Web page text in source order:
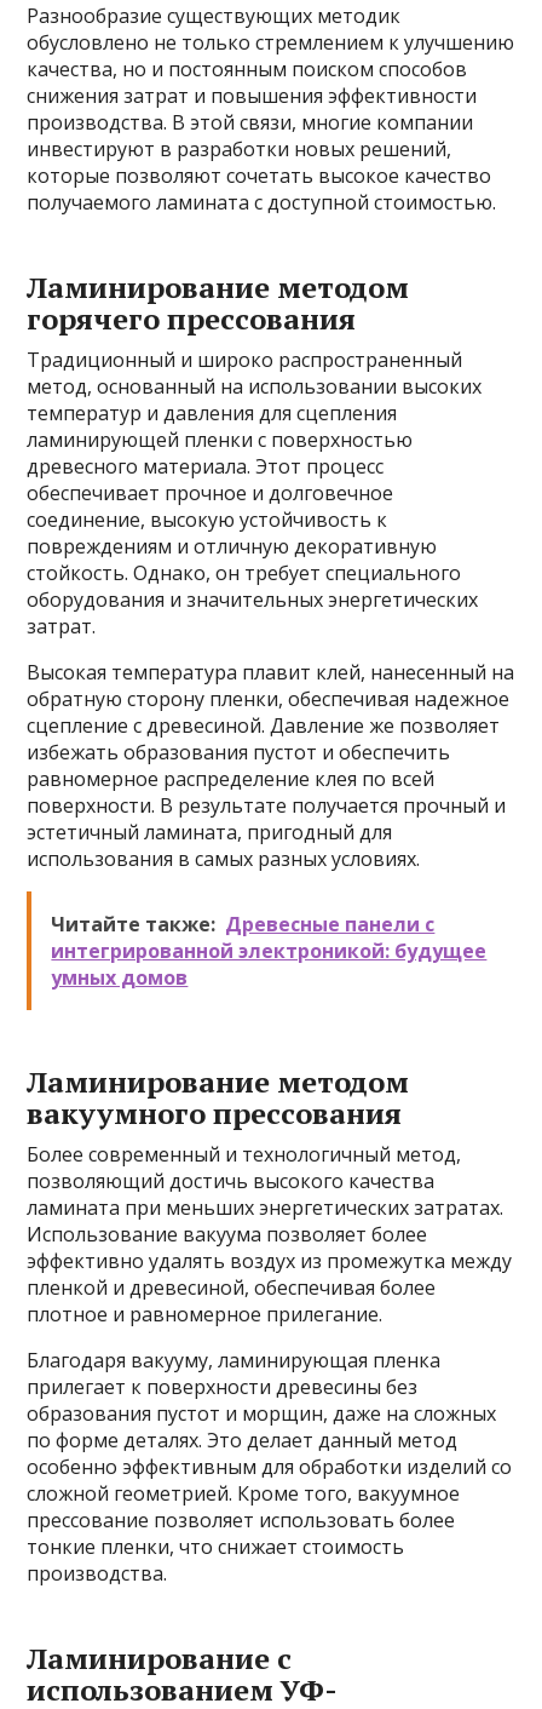
Разнообразие существующих методик
обусловлено не только стремлением к улучшению
качества, но и постоянным поиском способов
снижения затрат и повышения эффективности
производства. В этой связи, многие компании
инвестируют в разработки новых решений,
которые позволяют сочетать высокое качество
получаемого ламината с доступной стоимостью.
Ламинирование методом
горячего прессования
Традиционный и широко распространенный
метод, основанный на использовании высоких
температур и давления для сцепления
ламинирующей пленки с поверхностью
древесного материала. Этот процесс
обеспечивает прочное и долговечное
соединение, высокую устойчивость к
повреждениям и отличную декоративную
стойкость. Однако, он требует специального
оборудования и значительных энергетических
затрат.
Высокая температура плавит клей, нанесенный на
обратную сторону пленки, обеспечивая надежное
сцепление с древесиной. Давление же позволяет
избежать образования пустот и обеспечить
равномерное распределение клея по всей
поверхности. В результате получается прочный и
эстетичный ламината, пригодный для
использования в самых разных условиях.
Читайте также: Древесные панели с
интегрированной электроникой: будущее
умных домов
Ламинирование методом
вакуумного прессования
Более современный и технологичный метод,
позволяющий достичь высокого качества
ламината при меньших энергетических затратах.
Использование вакуума позволяет более
эффективно удалять воздух из промежутка между
пленкой и древесиной, обеспечивая более
плотное и равномерное прилегание.
Благодаря вакууму, ламинирующая пленка
прилегает к поверхности древесины без
образования пустот и морщин, даже на сложных
по форме деталях. Это делает данный метод
особенно эффективным для обработки изделий со
сложной геометрией. Кроме того, вакуумное
прессование позволяет использовать более
тонкие пленки, что снижает стоимость
производства.
Ламинирование с
использованием УФ-